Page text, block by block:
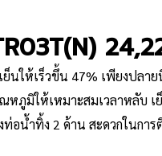
ย็นให้เร็วขึ้น 47% เพียงปลา
หภูมิให้เหมาะสมเวลาหลับ
อน้ำทิ้ง 2 ด้าน สะดวกในการ